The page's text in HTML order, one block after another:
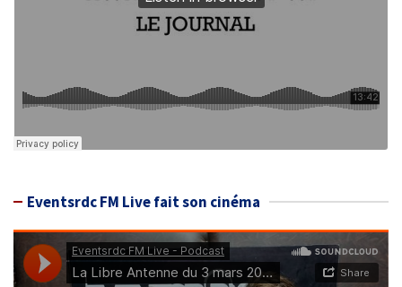
Eventsrdc FM Live fait son cinéma